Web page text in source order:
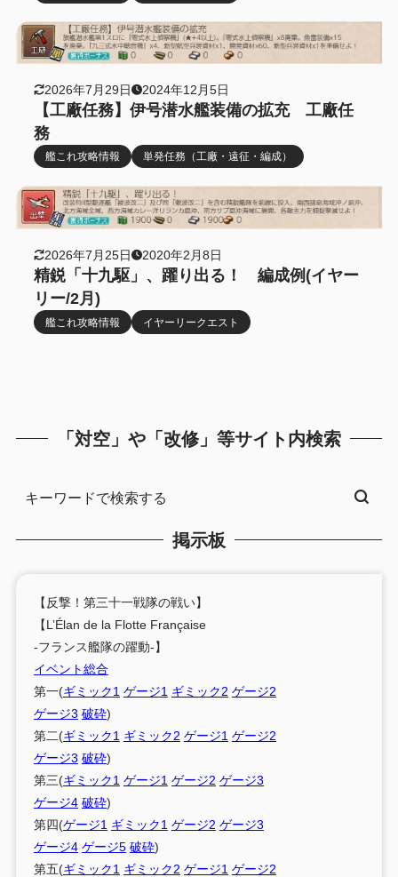
2026年7月29日 2024年12月5日
【工廠任務】伊号潜水艦装備の拡充 工廠任
務
艦これ攻略情報 単発任務（工廠・遠征・編成）
2026年7月25日 2020年2月8日
精鋭「十九駆」、躍り出る！ 編成例(イヤー
リー/2月)
艦これ攻略情報 イヤーリークエスト
「対空」や「改修」等サイト内検索
掲示板
【反撃！第三十一戦隊の戦い】
【L’Élan de la Flotte Française
-フランス艦隊の躍動-】
イベント総合
第一(ギミック1 ゲージ1 ギミック2 ゲージ2
ゲージ3 破砕)
第二(ギミック1 ギミック2 ゲージ1 ゲージ2
ゲージ3 破砕)
第三(ギミック1 ゲージ1 ゲージ2 ゲージ3
ゲージ4 破砕)
第四(ゲージ1 ギミック1 ゲージ2 ゲージ3
ゲージ4 ゲージ5 破砕)
第五(ギミック1 ギミック2 ゲージ1 ゲージ2